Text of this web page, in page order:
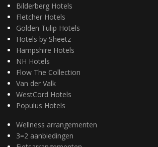
Bilderberg Hotels
Fletcher Hotels
Golden Tulip Hotels
Hotels by Sheetz
Hampshire Hotels
NH Hotels
Flow The Collection
Van der Valk
WestCord Hotels
Populus Hotels
Wellness arrangementen
3=2 aanbiedingen